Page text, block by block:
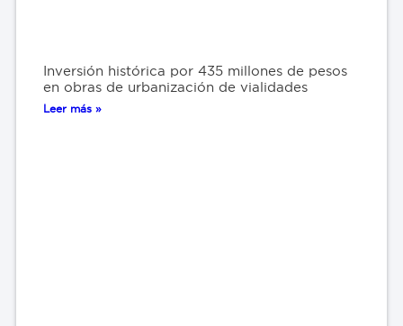
Inversión histórica por 435 millones de pesos
en obras de urbanización de vialidades
Leer más »